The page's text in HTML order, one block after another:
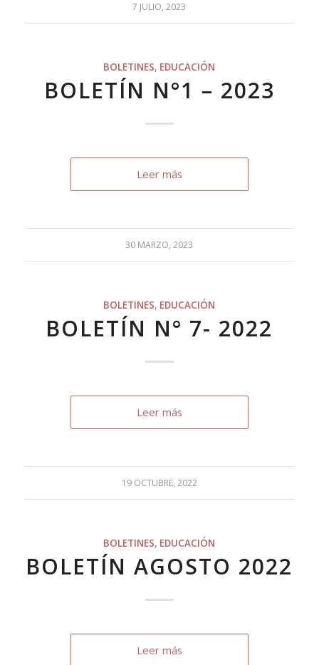
7 JULIO, 2023
BOLETINES, EDUCACIÓN
BOLETÍN N°1 – 2023
Leer más
30 MARZO, 2023
BOLETINES, EDUCACIÓN
BOLETÍN N° 7- 2022
Leer más
19 OCTUBRE, 2022
BOLETINES, EDUCACIÓN
BOLETÍN AGOSTO 2022
Leer más